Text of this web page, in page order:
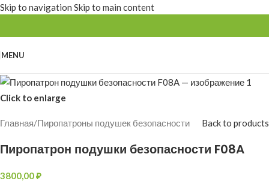
Skip to navigation Skip to main content
MENU
Click to enlarge
Главная/Пиропатроны подушек безопасности Back to products
Пиропатрон подушки безопасности F08A
3800,00₽